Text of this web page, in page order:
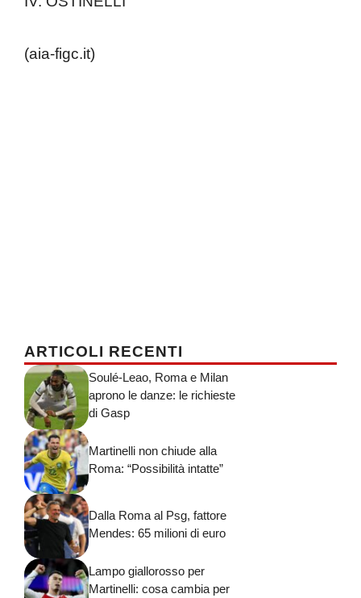
(aia-figc.it)
ARTICOLI RECENTI
Soulé-Leao, Roma e Milan
aprono le danze: le richieste
di Gasp
Martinelli non chiude alla
Roma: “Possibilità intatte”
Dalla Roma al Psg, fattore
Mendes: 65 milioni di euro
Lampo giallorosso per
Martinelli: cosa cambia per